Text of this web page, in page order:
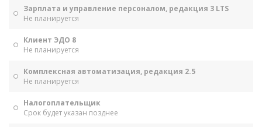
Зарплата и управление персоналом, редакция 3 LTS
Не планируется
Клиент ЭДО 8
Не планируется
Комплексная автоматизация, редакция 2.5
Не планируется
Налогоплательщик
Срок будет указан позднее